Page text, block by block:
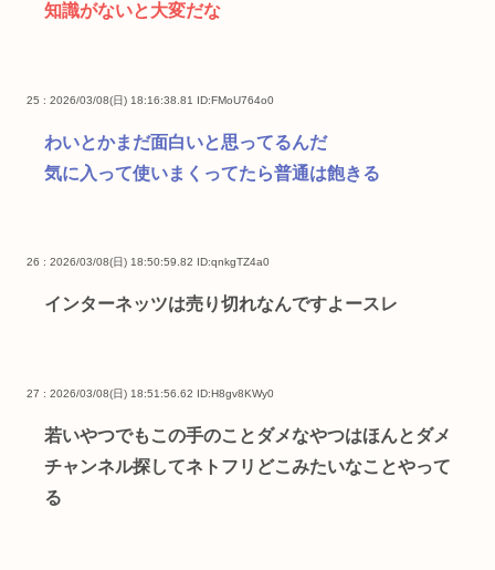
知識がないと大変だな
25 : 2026/03/08(日) 18:16:38.81 ID:FMoU764o0
わいとかまだ面白いと思ってるんだ
気に入って使いまくってたら普通は飽きる
26 : 2026/03/08(日) 18:50:59.82 ID:qnkgTZ4a0
インターネッツは売り切れなんですよースレ
27 : 2026/03/08(日) 18:51:56.62 ID:H8gv8KWy0
若いやつでもこの手のことダメなやつはほんとダメ
チャンネル探してネトフリどこみたいなことやって
る